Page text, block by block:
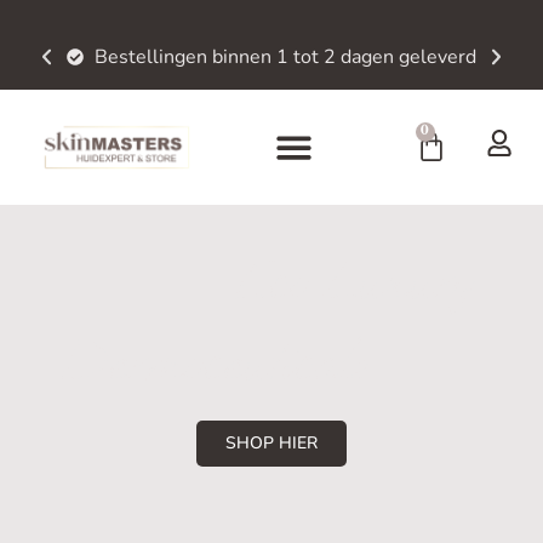
Bestellingen binnen 1 tot 2 dagen geleverd
0
SHOP HIER